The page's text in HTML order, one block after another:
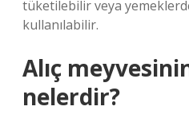
tüketilebilir veya
kullanılabilir.
Alıç
nelerdir?